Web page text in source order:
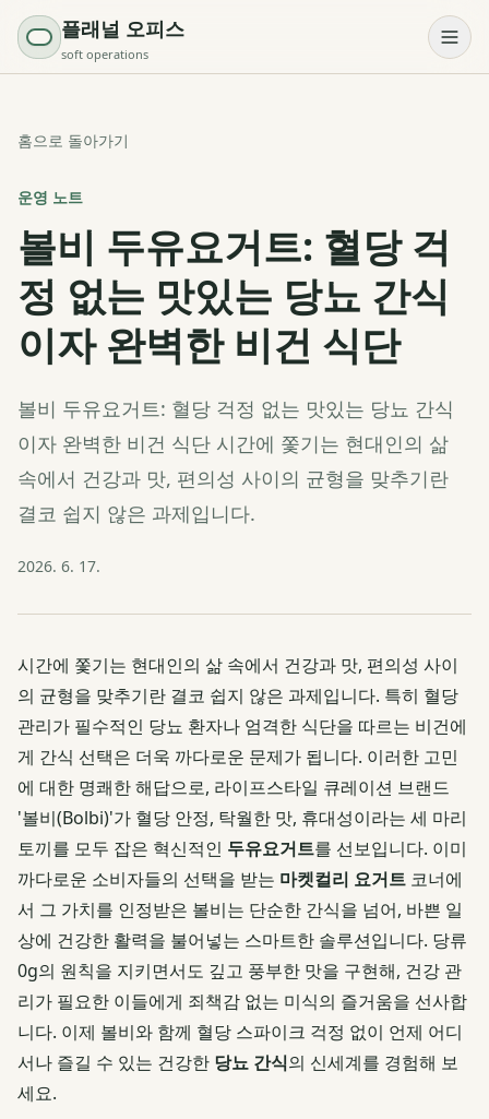
플래널 오피스
soft operations
홈으로 돌아가기
운영 노트
볼비 두유요거트: 혈당 걱
정 없는 맛있는 당뇨 간식
이자 완벽한 비건 식단
볼비 두유요거트: 혈당 걱정 없는 맛있는 당뇨 간식
이자 완벽한 비건 식단 시간에 쫓기는 현대인의 삶
속에서 건강과 맛, 편의성 사이의 균형을 맞추기란
결코 쉽지 않은 과제입니다.
2026. 6. 17.
시간에 쫓기는 현대인의 삶 속에서 건강과 맛, 편의성 사이
의 균형을 맞추기란 결코 쉽지 않은 과제입니다. 특히 혈당
관리가 필수적인 당뇨 환자나 엄격한 식단을 따르는 비건에
게 간식 선택은 더욱 까다로운 문제가 됩니다. 이러한 고민
에 대한 명쾌한 해답으로, 라이프스타일 큐레이션 브랜드
'볼비(Bolbi)'가 혈당 안정, 탁월한 맛, 휴대성이라는 세 마리
토끼를 모두 잡은 혁신적인 두유요거트를 선보입니다. 이미
까다로운 소비자들의 선택을 받는 마켓컬리 요거트 코너에
서 그 가치를 인정받은 볼비는 단순한 간식을 넘어, 바쁜 일
상에 건강한 활력을 불어넣는 스마트한 솔루션입니다. 당류
0g의 원칙을 지키면서도 깊고 풍부한 맛을 구현해, 건강 관
리가 필요한 이들에게 죄책감 없는 미식의 즐거움을 선사합
니다. 이제 볼비와 함께 혈당 스파이크 걱정 없이 언제 어디
서나 즐길 수 있는 건강한 당뇨 간식의 신세계를 경험해 보
세요.